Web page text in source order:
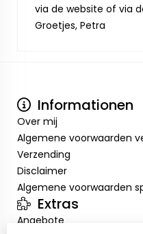
via de website of via
Groetjes, Petra
Informationen
Over mij
Algemene voorwaarden
Verzending
Disclaimer
Algemene voorwaarden
Extras
Angebote